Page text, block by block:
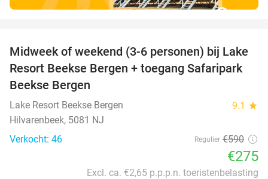
53%
Midweek of weekend (3-6 personen) bij Lake
Resort Beekse Bergen + toegang Safaripark
Beekse Bergen
Lake Resort Beekse Bergen 9.1 star
Hilvarenbeek, 5081 NJ
Verkocht: 46
Regulier €590
€275
Excl. ca. €2,65 p.p.p.n. toeristenbelasting